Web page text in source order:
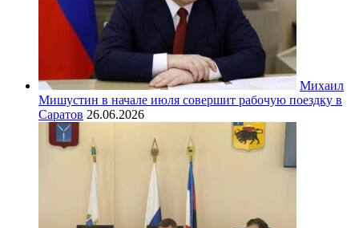
Михаил
Мишустин в начале июля совершит рабочую поездку в
Саратов 26.06.2026